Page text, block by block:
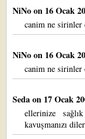
NiNoon 16 Ocak
canim ne
NiNoon 16 Ocak
canim ne
Sedaon 17 Ocak
ellerinize
kavuşmanızı